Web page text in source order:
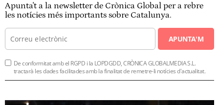
Apunta't a la newsletter de Crònica Global per a rebre
les notícies més importants sobre Catalunya.
APUNTA'M
De conformitat amb el RGPD i la LOPDGDD, CRÒNICA GLOBALMEDIA S.L.
tractarà les dades facilitades amb la finalitat de remetre-li notícies d'actualitat.